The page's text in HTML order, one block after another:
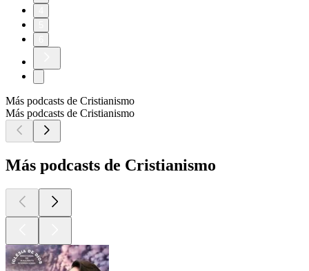
Más podcasts de Cristianismo
Más podcasts de Cristianismo
Más podcasts de Cristianismo